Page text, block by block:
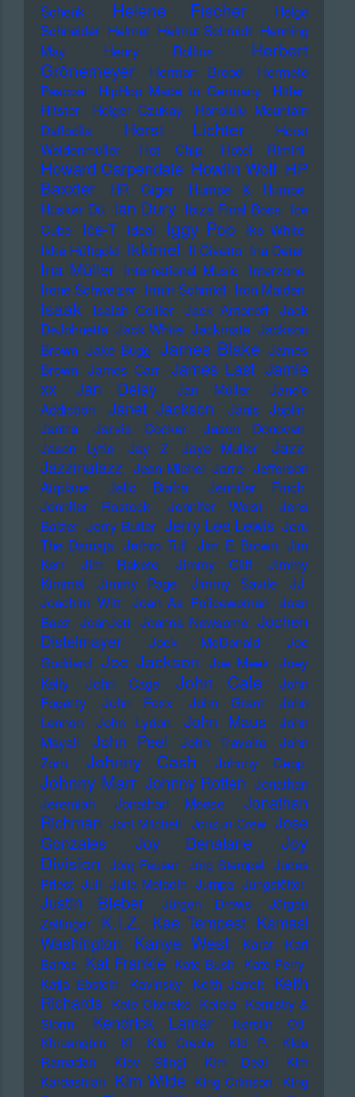
Schenk
Helene Fischer
Helge
Schneider Helmet Helmut Schmidt Henning
May
Henry Rollins
Herbert
Grönemeyer
Herman Brood
Hermeto
Pascoal
HipHop Made in Germany
Hitler
Hitster
Holger Czukay
Honolulu Mountain
Daffodils
Horst Lichter
Horst
Weidenmüller
Hot Chip Hotel Rimini
Howard Carpendale Howlin Wolf HP
Baxxter
HR Giger
Humpe & Humpe
Hüsker Dü Ian Dury Ibiza Final Boss Ice
Cube
Ice-T Ideal Iggy Pop Ike White
Ikke Hüftgold Ikkimel Il Civetto Ina Deter
Ina Müller International Music Interzone
Irene Schweizer Irmin Schmidt Iron Maiden
Isaak Isaiah Collier Jack Antonoff Jack
DeJohnette Jack White Jackmate Jackson
Brown Jake Bugg James Blake James
Brown James Carr James Last Jamie
xx
Jan Delay Jan Müller
Jane's
Addiction
Janet Jackson
Janis Joplin
Jantra
Jarvis Cocker
Jason Donovan
Jason Lytle
Jay Z Jaye Muller
Jazz
Jazzmatazz Jean-Michel Jarre Jefferson
Airplane
Jello Biafra
Jennifer Finch
Jennifer Rostock
Jennifer Weist
Jens
Balzer Jerry Butler Jerry Lee Lewis Jeru
The Damaja Jethro Tull Jim E Brown Jim
Kerr
Jim Rakete Jimmy Cliff
Jimmy
Kimmel
Jimmy Page Jimmy Savile
JJ
Joachim Witt Joan As Policewoman Joan
Baez JoanJett Joanna Newsome Jochen
Distelmayer
Jock McDonald
Joe
Goddard Joe Jackson Joe Meek Joey
Kelly
John Cage John Cale
John
Fogerty
John Foxx John Grant
John
Lennon
John Lydon John Maus
John
Mayall
John Peel John Travolta
John
Zorn
Johnny Cash Johnny Depp
Johnny Marr Johnny Rotten Jonathan
Jeremiah
Jonathan Meese
Jonathan
Richman Joni Mitchell Jonzun Crew Jose
Gonzales
Joy Denalane
Joy
Division Jörg Fauser Jörg Stempel Judas
Priest Juli Julia Meladin Jumpa Jungstötter
Justin Bieber Jürgen Drews
Jürgen
Zeltinger
K.I.Z. Kae Tempest Kamasi
Washington
Kanye West Karat
Karl
Bartos Kat Frankie Kate Bush Kate Perry
Katja Ebstein
Kavinsky Keith Jarrett
Keith
Richards Kele Okereke Kelela Kemistry &
Storm
Kendrick Lamar
Kerstin Ott
Khruangbin
KI KId Creole KId P.
KIda
Ramadan
KIev Stingl KIm Deal
KIm
Kardashian KIm Wilde KIng Crimson KIng